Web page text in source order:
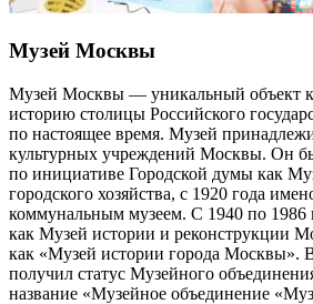
Музей Москвы
Музей Москвы — уникальный объект
историю столицы Российского
по настоящее время. Музей
культурных учреждений Москвы. Он
по инициативе Городской думы как
городского хозяйства, с 1920 года
коммунальным музеем. С 1940 по 1986
как Музей истории и реконструкции
как «Музей истории города Москвы».
получил статус Музейного
название «Музейное объединение